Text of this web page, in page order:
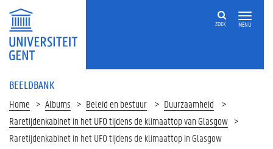
MENU
ZOEK
BEELDBANK
Home Albums Beleid en bestuur
Duurzaamheid
Raretijdenkabinet in het UFO tijdens de klimaattop van Glasgow
Raretijdenkabinet in het UFO tijdens de klimaattop in Glasgow